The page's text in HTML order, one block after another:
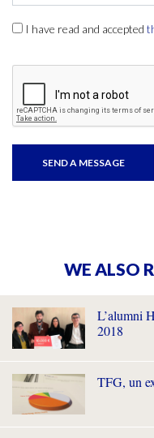
I have read and accepted
WE ALSO
L’alumni
2018
TFG, un